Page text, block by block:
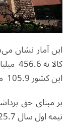
این آمار نشان
کالا
این کشور 105.9 میلیارد دلار آمریکا بوده است.
نیمه اول سال 225.7 میلیارد SDR بوده است.